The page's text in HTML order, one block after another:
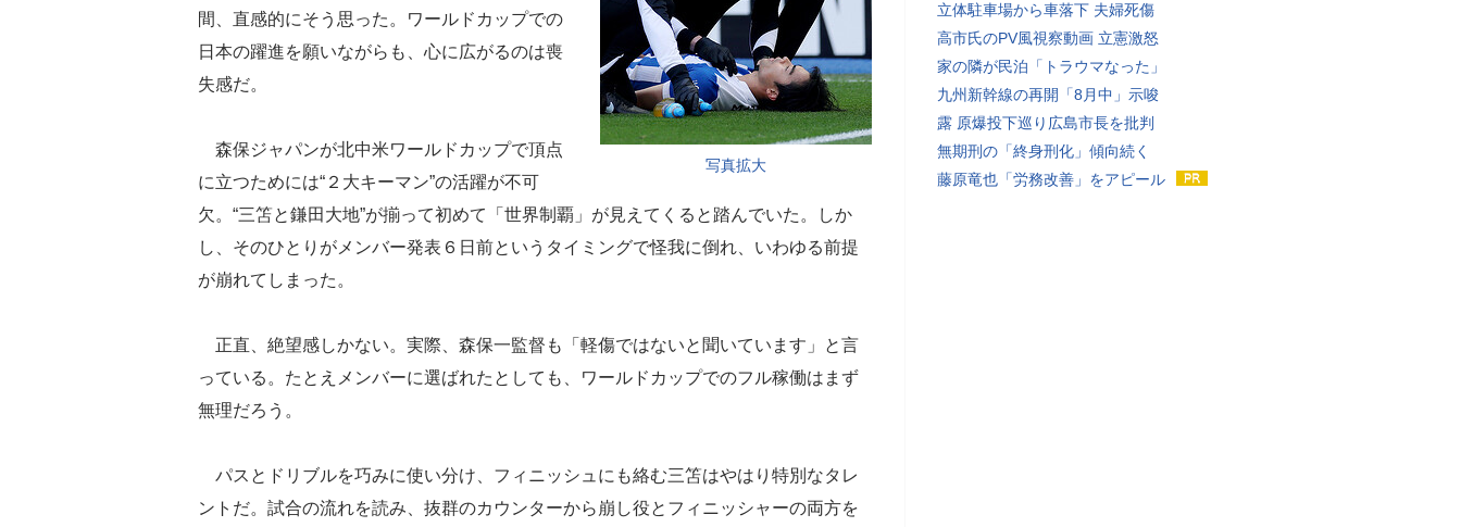
写真拡大
間、直感的にそう思った。ワールドカップでの
日本の躍進を願いながらも、心に広がるのは喪
失感だ。
森保ジャパンが北中米ワールドカップで頂点
に立つためには“２大キーマン”の活躍が不可
欠。“三笘と鎌田大地”が揃って初めて「世界制覇」が見えてくると踏んでいた。しか
し、そのひとりがメンバー発表６日前というタイミングで怪我に倒れ、いわゆる前提
が崩れてしまった。
正直、絶望感しかない。実際、森保一監督も「軽傷ではないと聞いています」と言
っている。たとえメンバーに選ばれたとしても、ワールドカップでのフル稼働はまず
無理だろう。
パスとドリブルを巧みに使い分け、フィニッシュにも絡む三笘はやはり特別なタレ
ントだ。試合の流れを読み、抜群のカウンターから崩し役とフィニッシャーの両方を
立体駐車場から車落下 夫婦死傷
高市氏のPV風視察動画 立憲激怒
家の隣が民泊「トラウマなった」
九州新幹線の再開「8月中」示唆
露 原爆投下巡り広島市長を批判
無期刑の「終身刑化」傾向続く
藤原竜也「労務改善」をアピール